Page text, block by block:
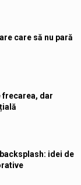
care să nu pară
dar
idei de